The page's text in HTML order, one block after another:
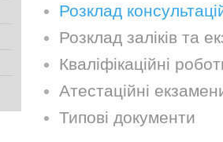
Розклад
Розклад заліків та
Кваліфікаційні
Атестаційні
Типові документи